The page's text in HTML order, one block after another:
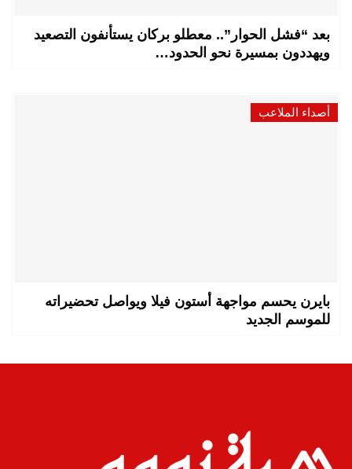
بعد “فشل الحوار”.. معطلو بركان يستأنفون التصعيد
ويهددون بمسيرة نحو الحدود…
أصداء الملاعب
بايرن يحسم مواجهة أستون فيلا ويواصل تحضيراته
للموسم الجديد